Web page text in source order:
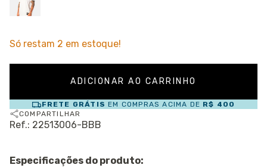
Só restam 2 em estoque!
FRETE GRÁTIS EM COMPRAS ACIMA DE R$ 400
COMPARTILHAR
Ref.: 22513006-BBB
Especificações do produto: